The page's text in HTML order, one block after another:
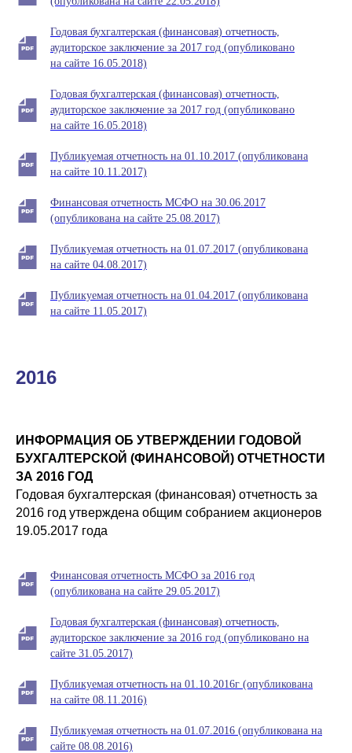
Годовая бухгалтерская (финансовая) отчетность,
аудиторское заключение за 2017 год (опубликовано
на сайте 16.05.2018)
Годовая бухгалтерская (финансовая) отчетность,
аудиторское заключение за 2017 год (опубликовано
на сайте 16.05.2018)
Публикуемая отчетность на 01.10.2017 (опубликована
на сайте 10.11.2017)
Финансовая отчетность МСФО на 30.06.2017
(опубликована на сайте 25.08.2017)
Публикуемая отчетность на 01.07.2017 (опубликована
на сайте 04.08.2017)
Публикуемая отчетность на 01.04.2017 (опубликована
на сайте 11.05.2017)
2016
ИНФОРМАЦИЯ ОБ УТВЕРЖДЕНИИ ГОДОВОЙ
БУХГАЛТЕРСКОЙ (ФИНАНСОВОЙ) ОТЧЕТНОСТИ
ЗА 2016 ГОД
Годовая бухгалтерская (финансовая) отчетность за
2016 год утверждена общим собранием акционеров
19.05.2017 года
Финансовая отчетность МСФО за 2016 год
(опубликована на сайте 29.05.2017)
Годовая бухгалтерская (финансовая) отчетность,
аудиторское заключение за 2016 год (опубликовано на
сайте 31.05.2017)
Публикуемая отчетность на 01.10.2016г (опубликована
на сайте 08.11.2016)
Публикуемая отчетность на 01.07.2016 (опубликована на
сайте 08.08.2016)